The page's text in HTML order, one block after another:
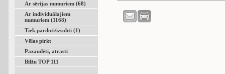
Ar sērijas numuriem (68)
Ar individuālajiem
numuriem (1168)
Tiek pārdoti/izsolīti (1)
Vēlas pirkt
Pazaudēti, atrasti
Bilžu TOP 111